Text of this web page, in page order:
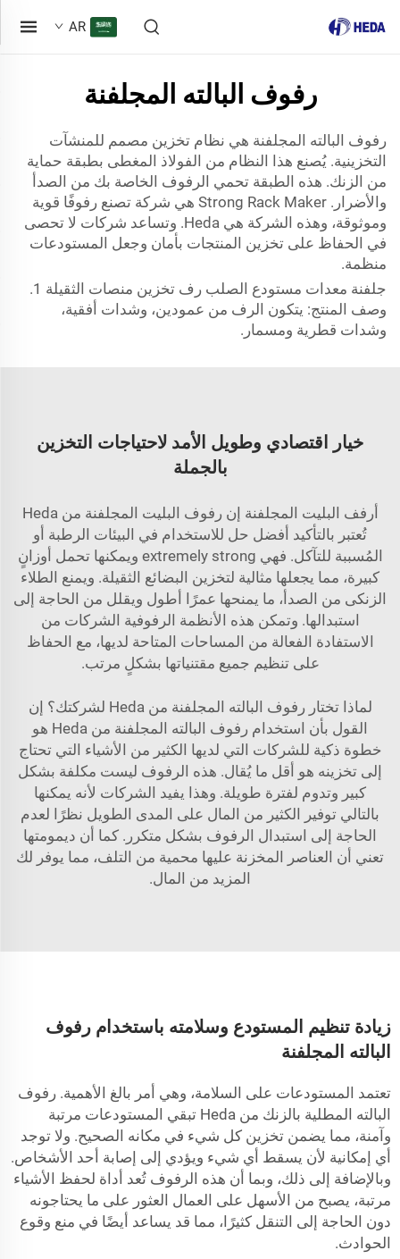
AR
رفوف البالته المجلفنة
رفوف البالته المجلفنة هي نظام تخزين مصمم للمنشآت
التخزينية. يُصنع هذا النظام من الفولاذ المغطى بطبقة حماية
من الزنك. هذه الطبقة تحمي الرفوف الخاصة بك من الصدأ
والأضرار. Strong Rack Maker هي شركة تصنع رفوفًا قوية
وموثوقة، وهذه الشركة هي Heda. وتساعد شركات لا تحصى
في الحفاظ على تخزين المنتجات بأمان وجعل المستودعات
منظمة.
جلفنة معدات مستودع الصلب رف تخزين منصات الثقيلة 1.
وصف المنتج: يتكون الرف من عمودين، وشدات أفقية،
وشدات قطرية ومسمار.
خيار اقتصادي وطويل الأمد لاحتياجات التخزين
بالجملة
أرفف البليت المجلفنة إن رفوف البليت المجلفنة من Heda
تُعتبر بالتأكيد أفضل حل للاستخدام في البيئات الرطبة أو
المُسببة للتآكل. فهي extremely strong ويمكنها تحمل أوزانٍ
كبيرة، مما يجعلها مثالية لتخزين البضائع الثقيلة. ويمنع الطلاء
الزنكى من الصدأ، ما يمنحها عمرًا أطول ويقلل من الحاجة إلى
استبدالها. وتمكن هذه الأنظمة الرفوفية الشركات من
الاستفادة الفعالة من المساحات المتاحة لديها، مع الحفاظ
على تنظيم جميع مقتنياتها بشكلٍ مرتب.
لماذا تختار رفوف البالته المجلفنة من Heda لشركتك؟ إن
القول بأن استخدام رفوف البالته المجلفنة من Heda هو
خطوة ذكية للشركات التي لديها الكثير من الأشياء التي تحتاج
إلى تخزينه هو أقل ما يُقال. هذه الرفوف ليست مكلفة بشكل
كبير وتدوم لفترة طويلة. وهذا يفيد الشركات لأنه يمكنها
بالتالي توفير الكثير من المال على المدى الطويل نظرًا لعدم
الحاجة إلى استبدال الرفوف بشكل متكرر. كما أن ديمومتها
تعني أن العناصر المخزنة عليها محمية من التلف، مما يوفر لك
المزيد من المال.
زيادة تنظيم المستودع وسلامته باستخدام رفوف
البالته المجلفنة
تعتمد المستودعات على السلامة، وهي أمر بالغ الأهمية. رفوف
البالته المطلية بالزنك من Heda تبقي المستودعات مرتبة
وآمنة، مما يضمن تخزين كل شيء في مكانه الصحيح. ولا توجد
أي إمكانية لأن يسقط أي شيء ويؤدي إلى إصابة أحد الأشخاص.
وبالإضافة إلى ذلك، وبما أن هذه الرفوف تُعد أداة لحفظ الأشياء
مرتبة، يصبح من الأسهل على العمال العثور على ما يحتاجونه
دون الحاجة إلى التنقل كثيرًا، مما قد يساعد أيضًا في منع وقوع
الحوادث.